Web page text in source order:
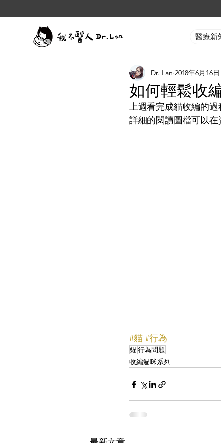
醫療新
如何輕鬆收
Dr. Lan 2018年6月16日
上週看完成貓收編的
詳細的閱讀圖檔可以
#貓 #行為
貓行為問題
收編貓咪系列